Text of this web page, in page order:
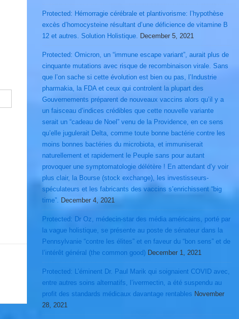
Protected: Hémorragie cérébrale et plantivorisme: l’hypothèse
excès d’homocysteine résultant d’une déficience de vitamine B
12 et autres. Solution Holistique. December 5, 2021
Protected: Omicron, un “immune escape variant”, aurait plus de
cinquante mutations avec risque de recombinaison virale. Sans
que l’on sache si cette évolution est bien ou pas, l’Industrie
pharmakia, la FDA et ceux qui controlent la plupart des
Gouvernements préparent de nouveaux vaccins alors qu’il y a
un faisceau d’indices crédibles que cette nouvelle variante
serait un “cadeau de Noel” venu de la Providence, en ce sens
qu’elle jugulerait Delta, comme toute bonne bactérie contre les
moins bonnes bactéries du microbiota, et immuniserait
naturellement et rapidement le Peuple sans pour autant
provoquer une symptomatologie délétère ! En attendant d’y voir
plus clair, la Bourse (stock exchange), les investisseurs-
spéculateurs et les fabricants des vaccins s’enrichissent “big
time”. December 4, 2021
Protected: Dr Oz, médecin-star des média américains, porté par
la vague holistique, se présente au poste de sénateur dans la
Pennsylvanie “contre les élites” et en faveur du “bon sens” et de
l’intérêt général (the common good) December 1, 2021
Protected: L’éminent Dr. Paul Marik qui soignaient COVID avec,
entre autres soins alternatifs, l’ivermectin, a été suspendu au
profit des standards médicaux davantage rentables November
28, 2021